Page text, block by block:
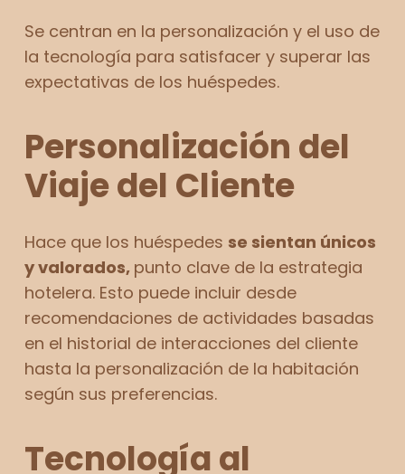
Se centran en la personalización y el uso de
la tecnología para satisfacer y superar las
expectativas de los huéspedes.
Personalización del
Viaje del Cliente
Hace que los huéspedes se sientan únicos
y valorados, punto clave de la estrategia
hotelera. Esto puede incluir desde
recomendaciones de actividades basadas
en el historial de interacciones del cliente
hasta la personalización de la habitación
según sus preferencias.
Tecnología al